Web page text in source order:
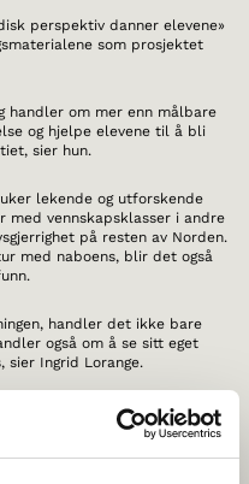
perspektiv danner elevene»
som prosjektet
handler om mer enn målbare
og hjelpe elevene til å bli
sier hun.
lekende og utforskende
med vennskapsklasser i andre
på resten av Norden.
med naboens, blir det også
handler det ikke bare
også om å se sitt eget
sier Ingrid Lorange.